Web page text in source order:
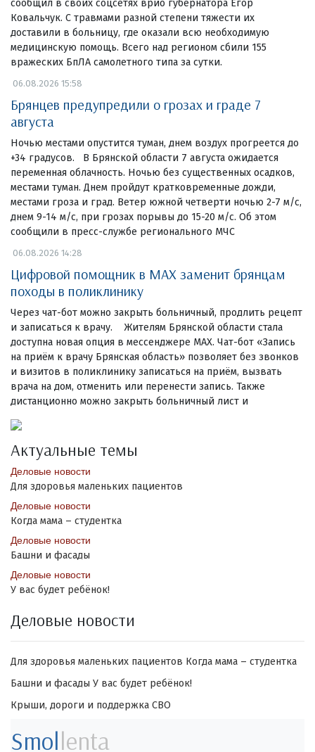
сообщил в своих соцсетях врио губернатора Егор
Ковальчук. С травмами разной степени тяжести их
доставили в больницу, где оказали всю необходимую
медицинскую помощь. Всего над регионом сбили 155
вражеских БпЛА самолетного типа за сутки.
06.08.2026 15:58
Брянцев предупредили о грозах и граде 7
августа
Ночью местами опустится туман, днем воздух прогреется до
+34 градусов. В Брянской области 7 августа ожидается
переменная облачность. Ночью без существенных осадков,
местами туман. Днем пройдут кратковременные дожди,
местами гроза и град. Ветер южной четверти ночью 2-7 м/с,
днем 9-14 м/с, при грозах порывы до 15-20 м/с. Об этом
сообщили в пресс-службе регионального МЧС
06.08.2026 14:28
Цифровой помощник в MAX заменит брянцам
походы в поликлинику
Через чат-бот можно закрыть больничный, продлить рецепт
и записаться к врачу. Жителям Брянской области стала
доступна новая опция в мессенджере MAX. Чат-бот «Запись
на приём к врачу Брянская область» позволяет без звонков
и визитов в поликлинику записаться на приём, вызвать
врача на дом, отменить или перенести запись. Также
дистанционно можно закрыть больничный лист и
Актуальные темы
Деловые новости
Для здоровья маленьких пациентов
Деловые новости
Когда мама – студентка
Деловые новости
Башни и фасады
Деловые новости
У вас будет ребёнок!
Деловые новости
Для здоровья маленьких пациентов Когда мама – студентка
Башни и фасады У вас будет ребёнок!
Крыши, дороги и поддержка СВО
Smollenta